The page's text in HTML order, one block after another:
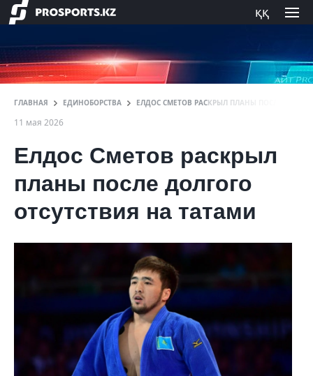
ққ
ГЛАВНАЯ ЕДИНОБОРСТВА ЕЛДОС СМЕТОВ РАСКРЫЛ ПЛАНЫ ПОСЛЕ
11 мая 2026
Елдос Сметов раскрыл
планы после долгого
отсутствия на татами